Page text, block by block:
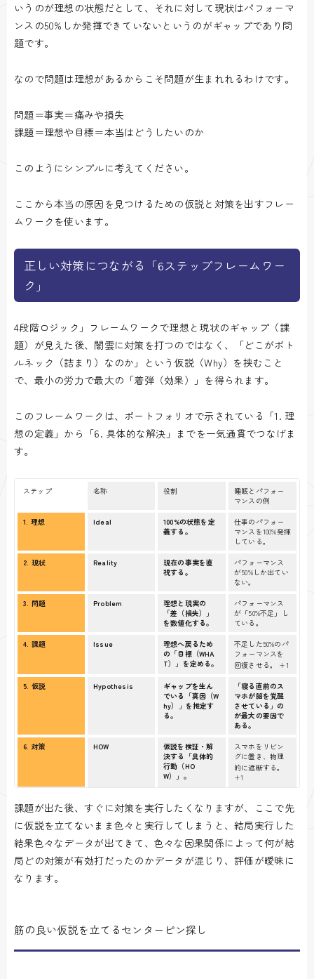
いうのが理想の状態だとして、それに対して現状はパフォーマ
ンスの50%しか発揮できていないというのがギャップであり問
題です。
なので問題は理想があるからこそ問題が生まれれるわけです。
問題＝事実＝痛みや損失
課題＝理想や目標＝本当はどうしたいのか
このようにシンプルに考えてください。
ここから本当の原因を見つけるための仮説と対策を出すフレー
ムワークを使います。
正しい対策につながる「6ステップフレームワー
ク」
4段階ロジック」フレームワークで理想と現状のギャップ（課
題）が見えた後、闇雲に対策を打つのではなく、「どこがボト
ルネック（詰まり）なのか」という仮説（Why）を挟むこと
で、最小の労力で最大の「着弾（効果）」を得られます。
このフレームワークは、ポートフォリオで示されている「1. 理
想の定義」から「6. 具体的な解決」までを一気通貫でつなげま
す。
ステップ 名称 役割
睡眠とパフォー
マンスの例
1. 理想
Ideal
100%の状態を定
義する。
仕事のパフォー
マンスを100%発揮
している。
2. 現状
Reality
現在の事実を直
視する。
パフォーマンス
が50%しか出てい
ない。
3. 問題
Problem
理想と現実の
「差（損失）」
を数値化する。
パフォーマンス
が「50%不足」し
ている。
4. 課題
Issue
理想へ戻るため
の「目標（WHA
T）」を定める。
不足した50%のパ
フォーマンスを
回復させる。 +1
5. 仮説
Hypothesis
ギャップを生ん
でいる「真因（W
hy）」を推定す
る。
「寝る直前のス
マホが脳を覚醒
させている」の
が最大の要因で
ある。
6. 対策
HOW
仮説を検証・解
決する「具体的
行動（HO
W）」。
スマホをリビン
グに置き、物理
的に遮断する。
+1
課題が出た後、すぐに対策を実行したくなりますが、ここで先
に仮説を立てないまま色々と実行してしまうと、結局実行した
結果色々なデータが出てきて、色々な因果関係によって何が結
局どの対策が有効打だったのかデータが混じり、評価が曖昧に
なります。
筋の良い仮説を立てるセンターピン探し